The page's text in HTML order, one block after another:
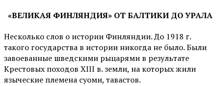
«ВЕЛИКАЯ ФИНЛЯНДИЯ» ОТ БАЛТИКИ ДО УРАЛА
Несколько слов о истории Финляндии. До 1918 г.
такого государства в истории никогда не было. Были
завоеванные шведскими рыцарями в результате
Крестовых походов ХIII в. земли, на которых жили
языческие племена суоми, тавастов.